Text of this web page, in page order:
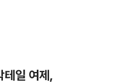
테일 여제,